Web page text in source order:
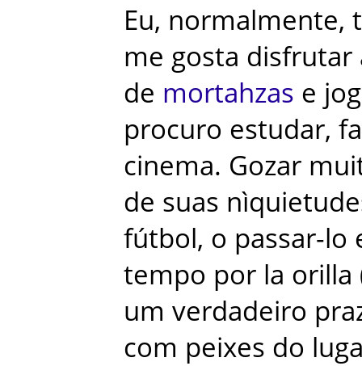
Eu, normalmente,
me gosta disfrutar
de mortahzas e
procuro estudar,
cinema. Gozar
de suas
fútbol, o passar-lo
tempo por la orilla
um verdadeiro
com peixes do